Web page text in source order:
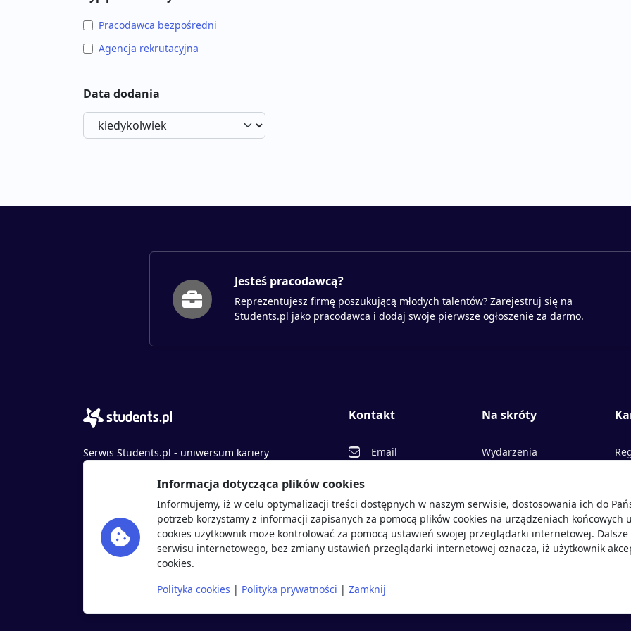
Pracodawca bezpośredni
Agencja rekrutacyjna
Data dodania
Jesteś pracodawcą?
Reprezentujesz firmę poszukującą młodych talentów? Zarejestruj się na
Students.pl jako pracodawca i dodaj swoje pierwsze ogłoszenie za darmo.
Serwis Students.pl - uniwersum kariery
© 2026 - Wszelkie prawa zastrzeżone
ul. Sybiraków 54, 37-700 Przemyśl
+48 518 637 436
NIP: 9452235137
Kontakt
Email
Twitter
LinkedIn
Na skróty
Wydarzenia
Rekrutujemy sprawdź
Polityka cookies
Polityka prywatności
Informacja dotycząca plików cookies
Informujemy, iż w celu optymalizacji treści dostępnych w naszym serwisie, dostosowania ich do
potrzeb korzystamy z informacji zapisanych za pomocą plików cookies na urządzeniach końcowych
cookies użytkownik może kontrolować za pomocą ustawień swojej przeglądarki internetowej.
serwisu internetowego, bez zmiany ustawień przeglądarki internetowej oznacza, iż użytkownik
cookies.
Polityka cookies | Polityka prywatności | Zamknij